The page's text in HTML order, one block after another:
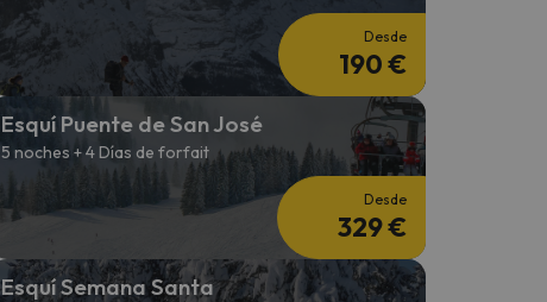
Desde
190 €
Esquí Puente de San José
5 noches + 4 Días de forfait
Desde
329 €
Esquí Semana Santa